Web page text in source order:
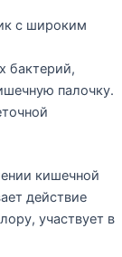
с широким
бактерий,
палочку.
кишечной
действие
участвует в